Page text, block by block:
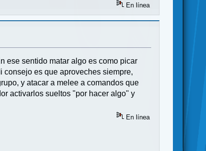
En línea
ese sentido matar algo es como picar
consejo es que aproveches siempre,
y atacar a melee a comandos que
activarlos sueltos "por hacer algo" y
En línea